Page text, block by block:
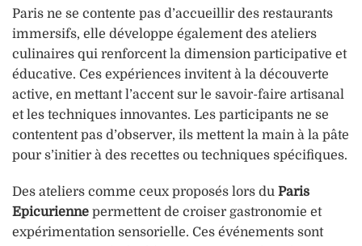
Paris ne se contente pas d’accueillir des restaurants
immersifs, elle développe également des ateliers
culinaires qui renforcent la dimension participative et
éducative. Ces expériences invitent à la découverte
active, en mettant l’accent sur le savoir-faire artisanal
et les techniques innovantes. Les participants ne se
contentent pas d’observer, ils mettent la main à la pâte
pour s’initier à des recettes ou techniques spécifiques.
Des ateliers comme ceux proposés lors du Paris
Epicurienne permettent de croiser gastronomie et
expérimentation sensorielle. Ces événements sont